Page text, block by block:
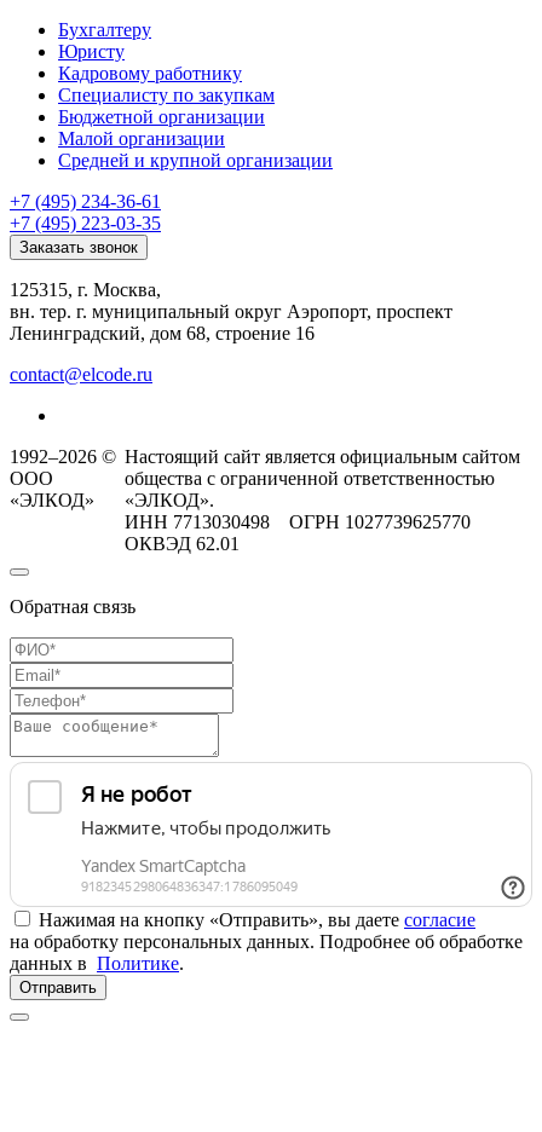
Бухгалтеру
Юристу
Кадровому работнику
Специалисту по закупкам
Бюджетной организации
Малой организации
Средней и крупной организации
+7 (495) 234-36-61
+7 (495) 223-03-35
Заказать звонок
125315, г. Москва,
вн. тер. г. муниципальный округ Аэропорт, проспект
Ленинградский, дом 68, строение 16
contact@elcode.ru
1992–2026 ©
ООО
«ЭЛКОД»
Настоящий сайт является официальным сайтом
общества с ограниченной ответственностью
«ЭЛКОД».
ИНН 7713030498 ОГРН 1027739625770
ОКВЭД 62.01
Обратная связь
Нажимая на кнопку «Отправить», вы даете согласие
на обработку персональных данных. Подробнее об обработке
данных в Политике.
Отправить